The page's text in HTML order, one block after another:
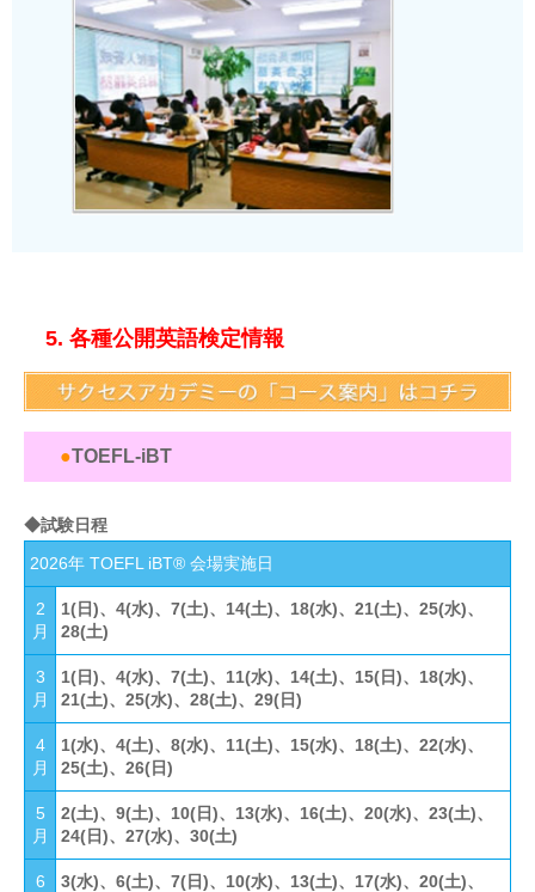
5. 各種公開英語検定情報
●TOEFL-iBT
◆試験日程
2026年 TOEFL iBT®︎ 会場実施日
2
月
1(日)、4(水)、7(土)、14(土)、18(水)、21(土)、25(水)、
28(土)
3
月
1(日)、4(水)、7(土)、11(水)、14(土)、15(日)、18(水)、
21(土)、25(水)、28(土)、29(日)
4
月
1(水)、4(土)、8(水)、11(土)、15(水)、18(土)、22(水)、
25(土)、26(日)
5
月
2(土)、9(土)、10(日)、13(水)、16(土)、20(水)、23(土)、
24(日)、27(水)、30(土)
6
3(水)、6(土)、7(日)、10(水)、13(土)、17(水)、20(土)、